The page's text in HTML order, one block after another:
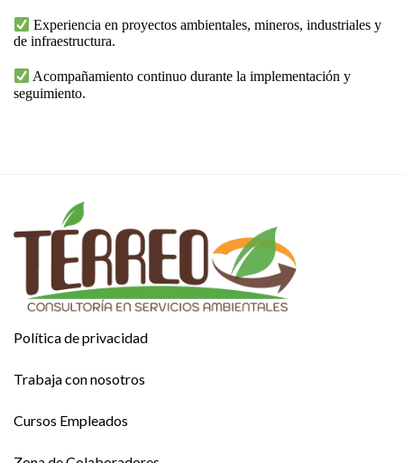
Experiencia en proyectos ambientales, mineros, industriales y
de infraestructura.
Acompañamiento continuo durante la implementación y
seguimiento.
Política de privacidad
Trabaja con nosotros
Cursos Empleados